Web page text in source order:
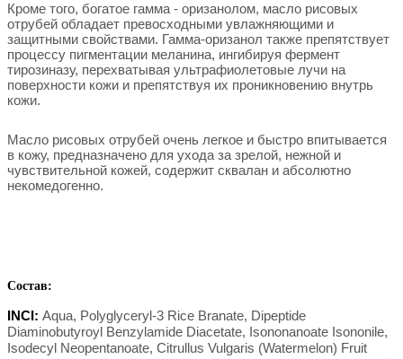
Кроме того, богатое гамма - оризанолом, масло рисовых
отрубей обладает превосходными увлажняющими и
защитными свойствами. Гамма-оризанол также препятствует
процессу пигментации меланина, ингибируя фермент
тирозиназу, перехватывая ультрафиолетовые лучи на
поверхности кожи и препятствуя их проникновению внутрь
кожи.
Масло рисовых отрубей очень легкое и быстро впитывается
в кожу, предназначено для ухода за зрелой, нежной и
чувствительной кожей, содержит сквалан и абсолютно
некомедогенно.
Состав:
INCI: Aqua, Polyglyceryl-3 Rice Branate, Dipeptide
Diaminobutyroyl Benzylamide Diacetate, Isononanoate Isononile,
Isodecyl Neopentanoate, Citrullus Vulgaris (Watermelon) Fruit